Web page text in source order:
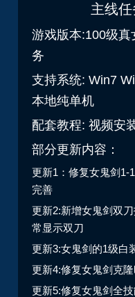
主线
游戏版本:100级
务
支持系统: Win7
本地纯单机
配套教程: 视频安
部分更新内容：
更新1：修复女鬼剑1-
完善
更新2:新增女鬼剑双
常显示双刀
更新3:女鬼剑的1级白
更新4:修复女鬼剑克
更新5:修复女鬼剑全